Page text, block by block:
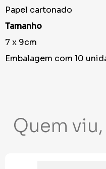
Papel cartonado
Tamanho
7 x 9cm
Embalagem com 10
Quem